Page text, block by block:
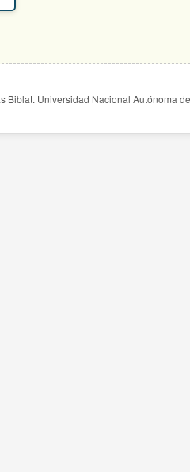
Biblat. Universidad Nacional Autónoma